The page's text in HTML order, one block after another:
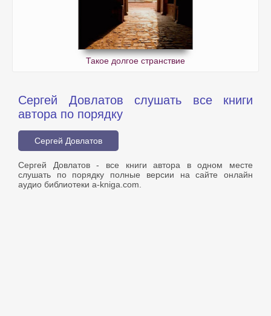
Такое долгое странствие
Сергей Довлатов слушать все книги
автора по порядку
Сергей Довлатов
Сергей Довлатов - все книги автора в одном месте
слушать по порядку полные версии на сайте онлайн
аудио библиотеки a-kniga.com.